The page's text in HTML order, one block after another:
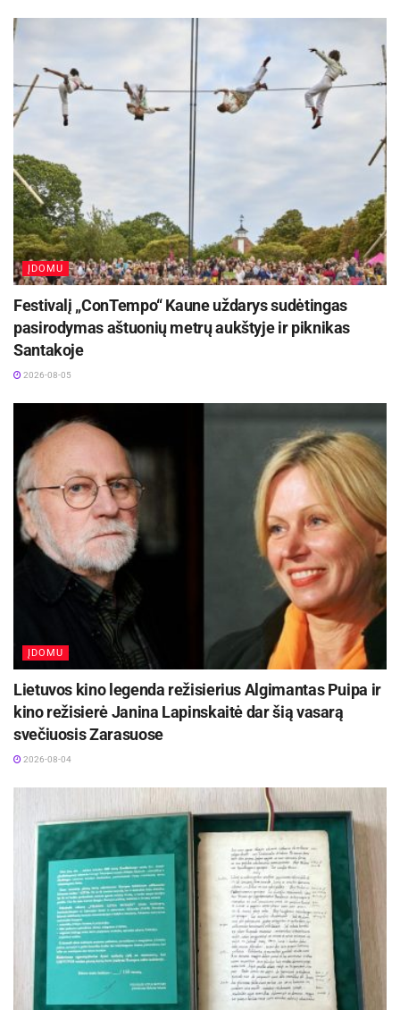
vietinis katinas, tiesa, atrodė kiek nusigandęs ir
artyn eiti dar nesiryžo. Taigi, gali būti kad kavinės
„Katino slėnis“ darbuotojų skaičių padidins ir
vietiniai katinai.
Anykščių rajono savivaldybė
ĮDOMU
Festivalį „ConTempo“ Kaune uždarys sudėtingas
pasirodymas aštuonių metrų aukštyje ir piknikas
Santakoje
2026-08-05
ĮDOMU
Lietuvos kino legenda režisierius Algimantas Puipa ir
kino režisierė Janina Lapinskaitė dar šią vasarą
svečiuosis Zarasuose
2026-08-04